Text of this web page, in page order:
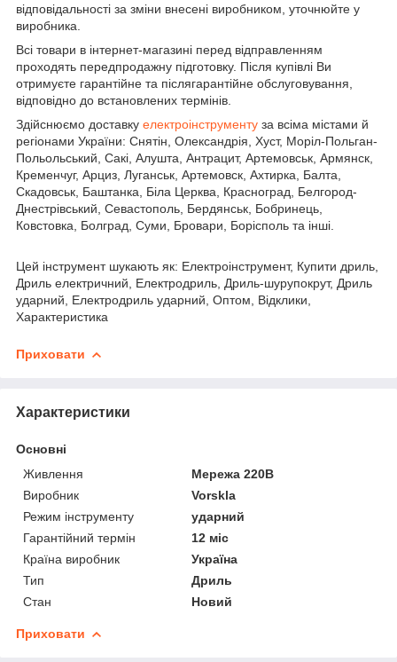
відповідальності за зміни внесені виробником, уточнюйте у
виробника.
Всі товари в інтернет-магазині перед відправленням
проходять передпродажну підготовку. Після купівлі Ви
отримуєте гарантійне та післягарантійне обслуговування,
відповідно до встановлених термінів.
Здійснюємо доставку електроінструменту за всіма містами й
регіонами України: Снятін, Олександрія, Хуст, Моріл-Польган-
Польольський, Сакі, Алушта, Антрацит, Артемовськ, Армянск,
Кременчуг, Арциз, Луганськ, Артемовск, Ахтирка, Балта,
Скадовськ, Баштанка, Біла Церква, Красноград, Белгород-
Днестрівський, Севастополь, Бердянськ, Бобринець,
Ковстовка, Болград, Суми, Бровари, Борісполь та інші.
Цей інструмент шукають як: Електроінструмент, Купити дриль,
Дриль електричний, Електродриль, Дриль-шурупокрут, Дриль
ударний, Електродриль ударний, Оптом, Відклики,
Характеристика
Приховати
Характеристики
Основні
Живлення
Мережа 220В
Виробник
Vorskla
Режим інструменту
ударний
Гарантійний термін
12 міс
Країна виробник
Україна
Тип
Дриль
Стан
Новий
Приховати